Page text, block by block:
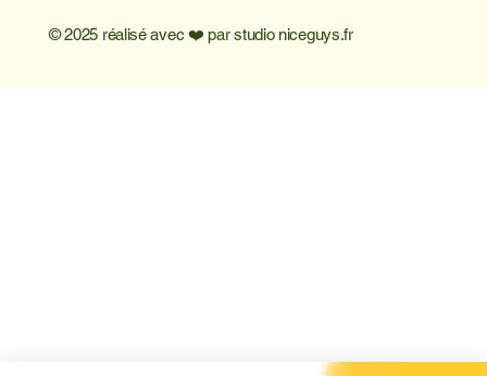
© 2025 réalisé avec ❤️ parstudio niceguys.fr